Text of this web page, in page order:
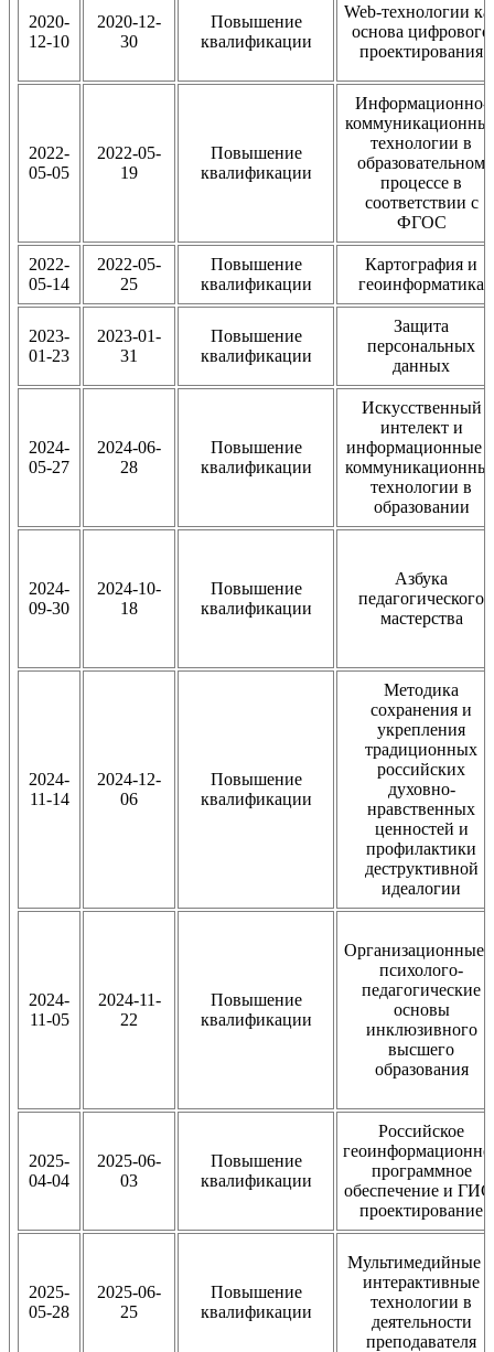
2020-
12-10
2020-12-
30
Повышение
квалификации
Web-технологии
основа цифрового
проектирования
2022-
05-05
2022-05-
19
Повышение
квалификации
Информационно-
технологии в
образовательном
процессе в
соответствии с
ФГОС
2022-
05-14
2022-05-
25
Повышение
квалификации
Картография и
геоинформатика
2023-
01-23
2023-01-
31
Повышение
квалификации
Защита
персональных
данных
2024-
05-27
2024-06-
28
Повышение
квалификации
Искусственный
интелект и
информационные
технологии в
образовании
2024-
09-30
2024-10-
18
Повышение
квалификации
Азбука
педагогического
мастерства
2024-
11-14
2024-12-
06
Повышение
квалификации
Методика
сохранения и
укрепления
традиционных
российских
духовно-
нравственных
ценностей и
профилактики
деструктивной
идеалогии
2024-
11-05
2024-11-
22
Повышение
квалификации
Организационные
психолого-
педагогические
основы
инклюзивного
высшего
образования
2025-
04-04
2025-06-
03
Повышение
квалификации
Российское
программное
обеспечение и
проектирование
2025-
05-28
2025-06-
25
Повышение
квалификации
Мультимедийные и
интерактивные
технологии в
деятельности
преподавателя